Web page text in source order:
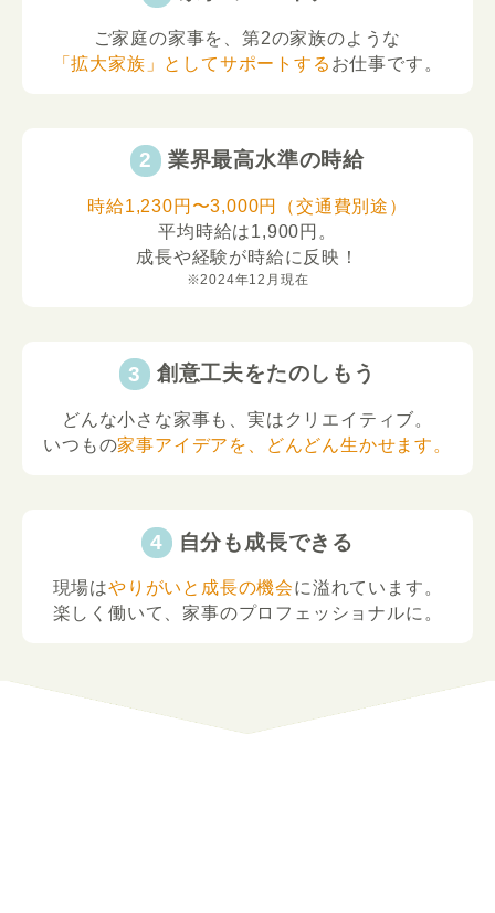
ご家庭の家事を、第2の家族のような
「拡大家族」としてサポートする お仕事です。
業界最高水準の時給
時給1,230円〜3,000円（交通費別途）
平均時給は1,900円。
成長や経験が時給に反映！
※2024年12月現在
創意工夫をたのしもう
どんな小さな家事も、実はクリエイティブ。
いつもの家事アイデアを、どんどん生かせます。
自分も成長できる
現場はやりがいと成長の機会に溢れています。
楽しく働いて、家事のプロフェッショナルに。